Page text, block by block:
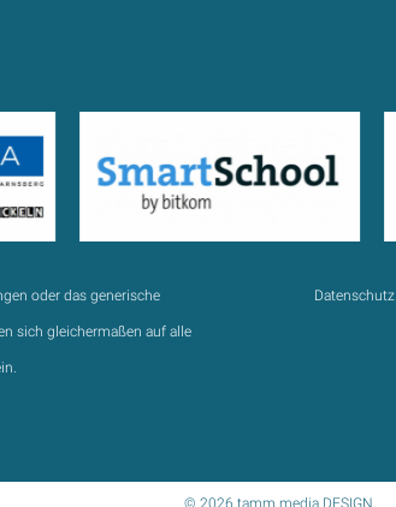
oder das generische
sich gleichermaßen auf alle
Datenschutz